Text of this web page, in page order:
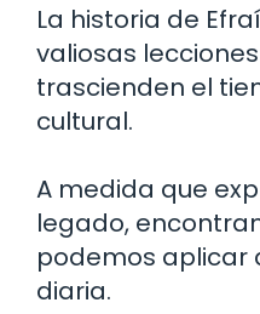
La historia de
valiosas
trascienden el
cultural.
A medida que
legado,
podemos aplicar
diaria.